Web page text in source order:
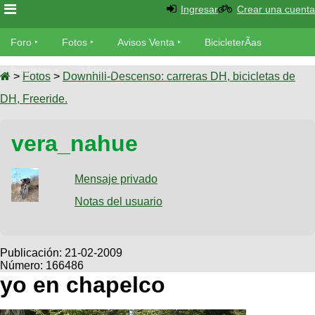
Foro
Foro
TÃ©cnica
Fotos
tu foto
Galeria
XC
Viajes
Descenso
SUBÃ
tu
Buscar
Ultimos
Fotos
BicicleterÃ­
as
Bicicletas
Tandem
Videos
Cicloturismo
Ingresar Crear una cuenta
Foro Fotos Avisos Venta BicicleterÃ­as
Bicicletas Videos
> Fotos > Downhill-Descenso: carreras DH, bicicletas de
DH, Freeride.
vera_nahue
Mensaje privado
Notas del usuario
Publicación: 21-02-2009
Número: 166486
yo en chapelco